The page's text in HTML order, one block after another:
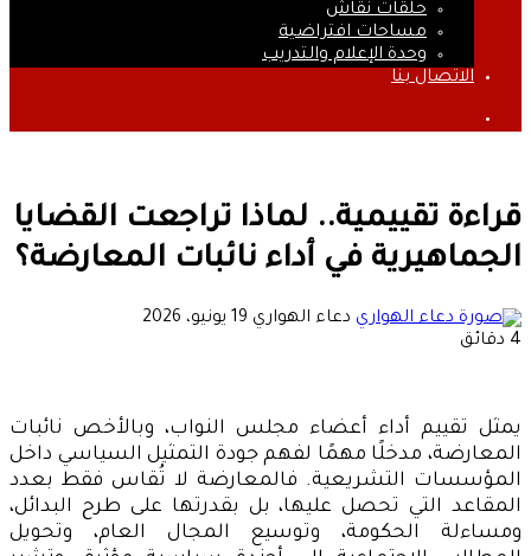
حلقات نقاش
مساحات افتراضية
وحدة الإعلام والتدريب
الاتصال بنا
قراءة تقييمية.. لماذا تراجعت القضايا
الجماهيرية في أداء نائبات المعارضة؟
دعاء الهواري أرسل
19 يونيو، 2026
4 دقائق
يمثل تقييم أداء أعضاء مجلس النواب، وبالأخص نائبات
المعارضة، مدخلًا مهمًا لفهم جودة التمثيل السياسي داخل
المؤسسات التشريعية. فالمعارضة لا تُقاس فقط بعدد
المقاعد التي تحصل عليها، بل بقدرتها على طرح البدائل،
ومساءلة الحكومة، وتوسيع المجال العام، وتحويل